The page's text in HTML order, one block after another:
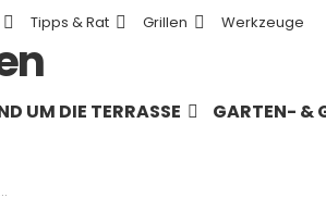
Tipps & Rat Grillen Werkzeuge
UM DIE TERRASSE GARTEN- &